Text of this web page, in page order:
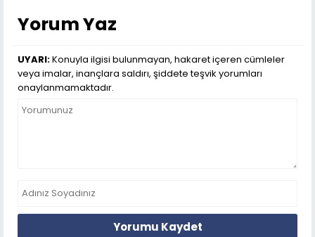
Yorum Yaz
UYARI:Konuyla ilgisi bulunmayan, hakaret içeren cümleler
veya imalar, inançlara saldırı, şiddete teşvik yorumları
onaylanmamaktadır.
Yorumu Kaydet